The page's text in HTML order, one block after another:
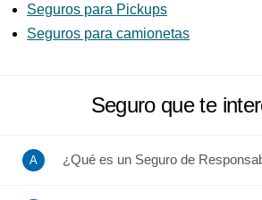
Seguros para Pickups
Seguros para camionetas
Seguro que te
¿Qué es un Seguro de